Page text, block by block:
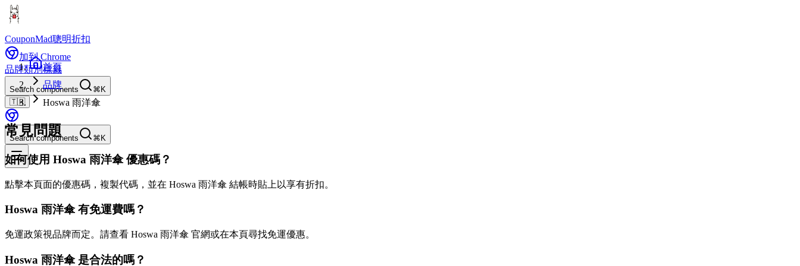
CouponMad聰明折扣
加到 Chrome
品牌類別標籤
Search components
⌘K
🇹🇼
Search components ⌘K
首頁
品牌
Hoswa 雨洋傘
常見問題
如何使用 Hoswa 雨洋傘 優惠碼？
點擊本頁面的優惠碼，複製代碼，並在 Hoswa 雨洋傘 結帳時貼上以享有折扣。
Hoswa 雨洋傘 有免運費嗎？
免運政策視品牌而定。請查看 Hoswa 雨洋傘 官網或在本頁尋找免運優惠。
Hoswa 雨洋傘 是合法的嗎？